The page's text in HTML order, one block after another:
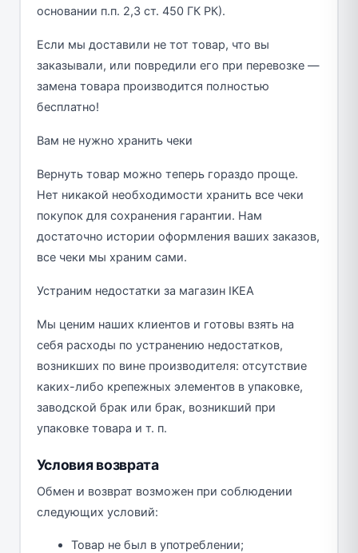
основании п.п. 2,3 ст. 450 ГК РК).
Если мы доставили не тот товар, что вы
заказывали, или повредили его при перевозке —
замена товара производится полностью
бесплатно!
Вам не нужно хранить чеки
Вернуть товар можно теперь гораздо проще.
Нет никакой необходимости хранить все чеки
покупок для сохранения гарантии. Нам
достаточно истории оформления ваших заказов,
все чеки мы храним сами.
Устраним недостатки за магазин IKEA
Мы ценим наших клиентов и готовы взять на
себя расходы по устранению недостатков,
возникших по вине производителя: отсутствие
каких-либо крепежных элементов в упаковке,
заводской брак или брак, возникший при
упаковке товара и т. п.
Условия возврата
Обмен и возврат возможен при соблюдении
следующих условий:
Товар не был в употреблении;